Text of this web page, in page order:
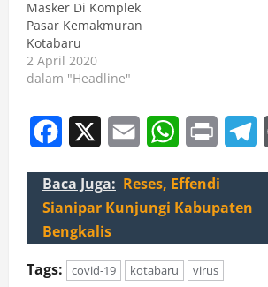
Masker Di Komplek
Pasar Kemakmuran
Kotabaru
2 April 2020
dalam "Headline"
Facebook Email WhatsApp
Print
Baca Juga: Reses, Effendi
Sianipar Kunjungi Kabupaten
Bengkalis
Tags:
covid-19 kotabaru virus